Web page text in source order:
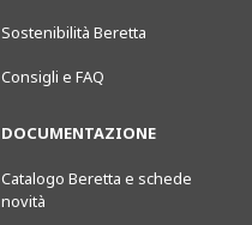
Sostenibilità Beretta
Consigli e FAQ
DOCUMENTAZIONE
Catalogo Beretta e schede
novità